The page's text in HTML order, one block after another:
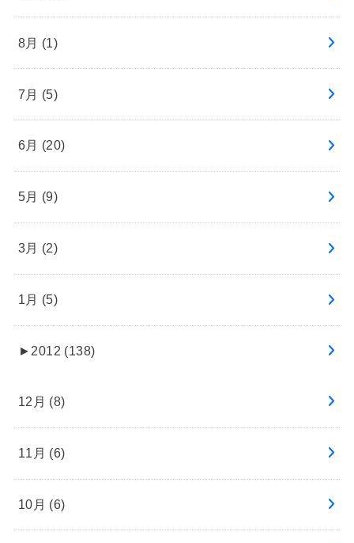
8月 (1)
7月 (5)
6月 (20)
5月 (9)
3月 (2)
1月 (5)
► 2012 (138)
12月 (8)
11月 (6)
10月 (6)